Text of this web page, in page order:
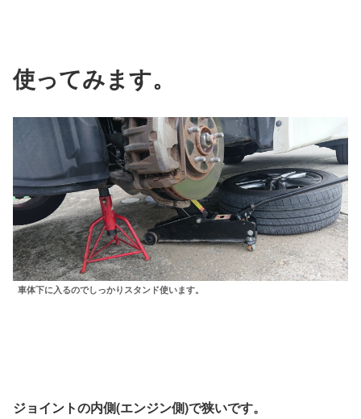
使ってみます。
車体下に入るのでしっかりスタンド使います。
ジョイントの内側(エンジン側)で狭いです。